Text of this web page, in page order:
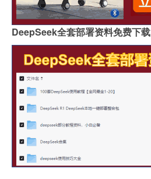
DeepSeek全套部署资料免费下载